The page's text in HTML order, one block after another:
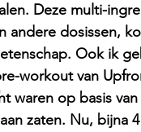
Deze multi-
andere dosissen,
Ook ik
workout van
waren op basis
zaten. Nu, bijna